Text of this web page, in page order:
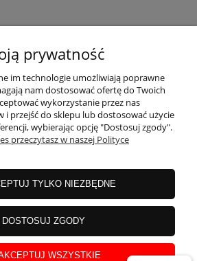
MOJE KONTO
I DOSTAWA
INFORMACJE
INSTRUKCJE
prywatność
im technologie umożliwiają poprawne
nam dostosować ofertę do Twoich
wykorzystanie przez nas
i przejść do sklepu lub dostosować użycie
wybierając opcję "Dostosuj zgody".
przeczytasz w naszej Polityce
TYLKO NIEZBĘDNE
DOSTOSUJ ZGODY
WSZYSTKIE